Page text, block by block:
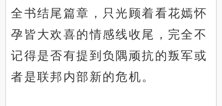
全书结尾篇章，只光顾着看花嫣怀
孕皆大欢喜的情感线收尾，完全不
记得是否有提到负隅顽抗的叛军或
者是联邦内部新的危机。